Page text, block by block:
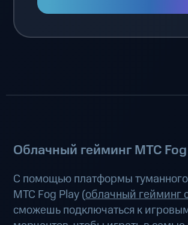
Облачный гейминг МТС
С помощью платформы
МТС Fog Play (облачный гейминг
сможешь подключаться к